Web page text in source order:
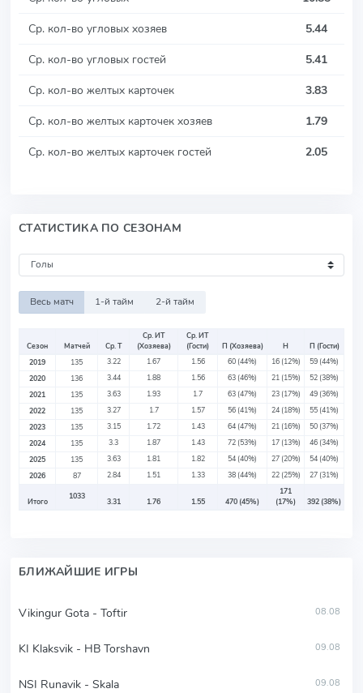
Ср. кол-во угловых хозяев
5.44
Ср. кол-во угловых гостей
5.41
Ср. кол-во желтых карточек
3.83
Ср. кол-во желтых карточек хозяев
1.79
Ср. кол-во желтых карточек гостей
2.05
СТАТИСТИКА ПО СЕЗОНАМ
Весь матч 1-й тайм 2-й тайм
Сезон Матчей Ср. Т
Ср. ИТ
(Хозяева)
Ср. ИТ
(Гости)
П (Хозяева) Н
П (Гости)
2019
135 3.22 1.67 1.56 60 (44%) 16 (12%) 59 (44%)
2020
136 3.44 1.88 1.56 63 (46%) 21 (15%) 52 (38%)
2021
135 3.63 1.93 1.7 63 (47%) 23 (17%) 49 (36%)
2022
135 3.27 1.7 1.57 56 (41%) 24 (18%) 55 (41%)
2023
135 3.15 1.72 1.43 64 (47%) 21 (16%) 50 (37%)
2024
135 3.3 1.87 1.43 72 (53%) 17 (13%) 46 (34%)
2025
135 3.63 1.81 1.82 54 (40%) 27 (20%) 54 (40%)
2026
87 2.84 1.51 1.33 38 (44%) 22 (25%) 27 (31%)
Итого
1033
3.31 1.76 1.55 470 (45%)
171
(17%)
392 (38%)
БЛИЖАЙШИЕ ИГРЫ
Vikingur Gota - Toftir 08.08
KI Klaksvik - HB Torshavn 09.08
NSI Runavik - Skala 09.08